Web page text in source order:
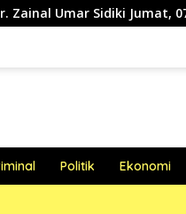
07 Agustus 2026
Politik Ekonomi